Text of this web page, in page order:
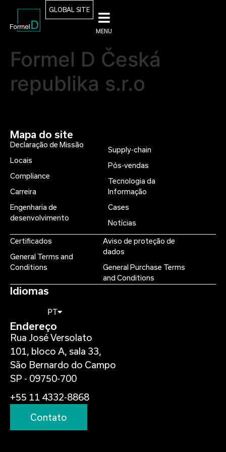
GLOBAL SITE
MENU
Formel D Česká
republika s.r.o
Mapa do site
Declaração de Missão
Locais
Compliance
Carreira
Engenharia de
desenvolvimento
Supply-chain
Pós-vendas
Tecnologia da
Informação
Cases
Notícias
Certificados
General Terms and
Conditions
Aviso de proteção de
dados
General Purchase Terms
and Conditions
Idiomas
PT
Endereço
Rua José Versolato
101, bloco A, sala 33,
São Bernardo do Campo
SP - 09750-700
+55 11 4332-8868
Contato